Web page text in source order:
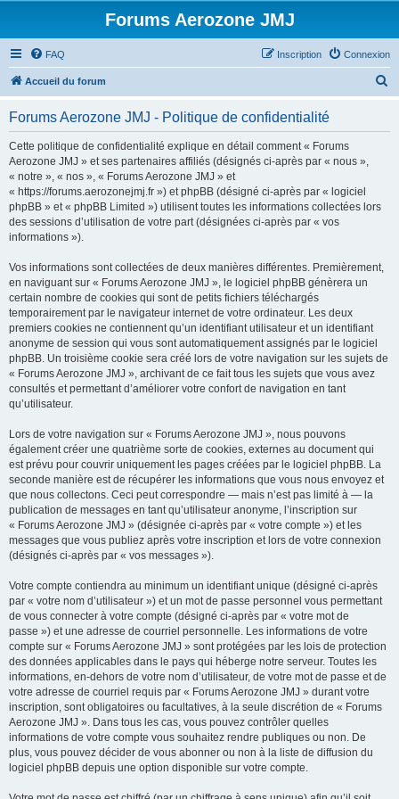
Forums Aerozone JMJ
FAQ Connexion
Inscription
Accueil du forum
Forums Aerozone JMJ - Politique de confidentialité
Cette politique de confidentialité explique en détail comment « Forums
Aerozone JMJ » et ses partenaires affiliés (désignés ci-après par « nous »,
« notre », « nos », « Forums Aerozone JMJ » et
« https://forums.aerozonejmj.fr ») et phpBB (désigné ci-après par « logiciel
phpBB » et « phpBB Limited ») utilisent toutes les informations collectées lors
des sessions d’utilisation de votre part (désignées ci-après par « vos
informations »).
Vos informations sont collectées de deux manières différentes. Premièrement,
en naviguant sur « Forums Aerozone JMJ », le logiciel phpBB génèrera un
certain nombre de cookies qui sont de petits fichiers téléchargés
temporairement par le navigateur internet de votre ordinateur. Les deux
premiers cookies ne contiennent qu’un identifiant utilisateur et un identifiant
anonyme de session qui vous sont automatiquement assignés par le logiciel
phpBB. Un troisième cookie sera créé lors de votre navigation sur les sujets de
« Forums Aerozone JMJ », archivant de ce fait tous les sujets que vous avez
consultés et permettant d’améliorer votre confort de navigation en tant
qu’utilisateur.
Lors de votre navigation sur « Forums Aerozone JMJ », nous pouvons
également créer une quatrième sorte de cookies, externes au document qui
est prévu pour couvrir uniquement les pages créées par le logiciel phpBB. La
seconde manière est de récupérer les informations que vous nous envoyez et
que nous collectons. Ceci peut correspondre — mais n’est pas limité à — la
publication de messages en tant qu’utilisateur anonyme, l’inscription sur
« Forums Aerozone JMJ » (désignée ci-après par « votre compte ») et les
messages que vous publiez après votre inscription et lors de votre connexion
(désignés ci-après par « vos messages »).
Votre compte contiendra au minimum un identifiant unique (désigné ci-après
par « votre nom d’utilisateur ») et un mot de passe personnel vous permettant
de vous connecter à votre compte (désigné ci-après par « votre mot de
passe ») et une adresse de courriel personnelle. Les informations de votre
compte sur « Forums Aerozone JMJ » sont protégées par les lois de protection
des données applicables dans le pays qui héberge notre serveur. Toutes les
informations, en-dehors de votre nom d’utilisateur, de votre mot de passe et de
votre adresse de courriel requis par « Forums Aerozone JMJ » durant votre
inscription, sont obligatoires ou facultatives, à la seule discrétion de « Forums
Aerozone JMJ ». Dans tous les cas, vous pouvez contrôler quelles
informations de votre compte vous souhaitez rendre publiques ou non. De
plus, vous pouvez décider de vous abonner ou non à la liste de diffusion du
logiciel phpBB depuis une option disponible sur votre compte.